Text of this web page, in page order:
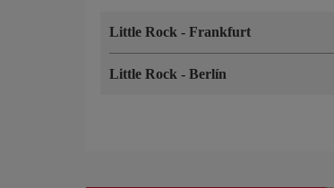
Little Rock - Frankfurt
Little Rock - Berlín